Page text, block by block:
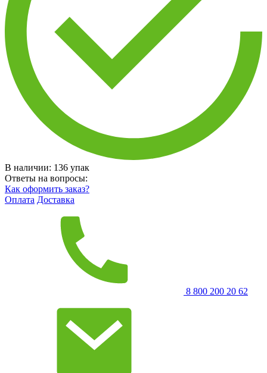
В наличии: 136 упак
Ответы на вопросы:
Как оформить заказ?
Оплата Доставка
8 800 200 20 62